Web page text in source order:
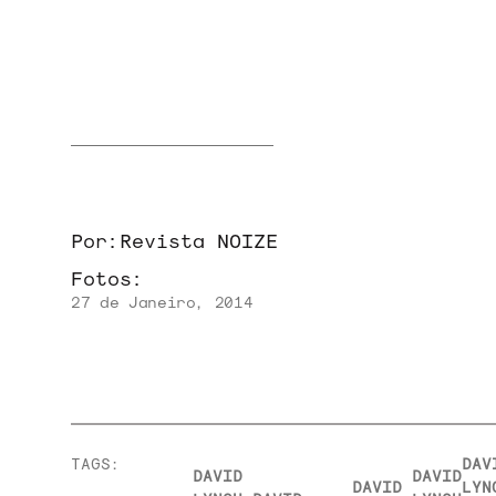
Por: Revista NOIZE
Fotos:
27 de Janeiro, 2014
TAGS:
DAVID
DAVID
DAVID